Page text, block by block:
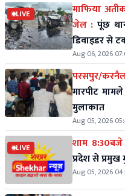
LIVE
माफिया
जेल : पूंछ
डिवाइडर से
Aug 06, 2026
मारपीट
मुलाकात
Aug 05, 2026
LIVE शाम
प्रदेश से
Aug 05, 2026